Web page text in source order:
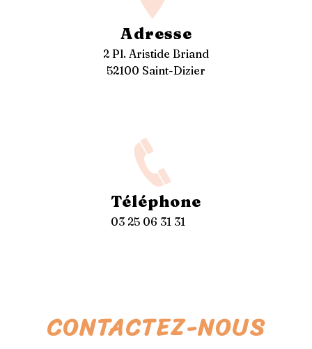
Adresse
2 Pl. Aristide Briand
52100 Saint-Dizier
Téléphone
03 25 06 31 31
CONTACTEZ-NOUS